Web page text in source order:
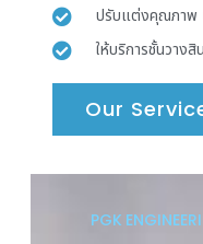
ปรับแต่งคุณภาพ
ให้บริการชั้นวาง
Our
PGK